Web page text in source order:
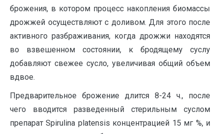
брожения, в котором процесс накопления биомассы
дрожжей осуществляют с доливом. Для этого после
активного разбраживания, когда дрожжи находятся
во взвешенном состоянии, к бродящему суслу
добавляют свежее сусло, увеличивая общий объем
вдвое.
Предварительное брожение длится 8-24 ч., после
чего вводится разведенный стерильным суслом
препарат Spirulina platensis концентрацией 15 мг %, и